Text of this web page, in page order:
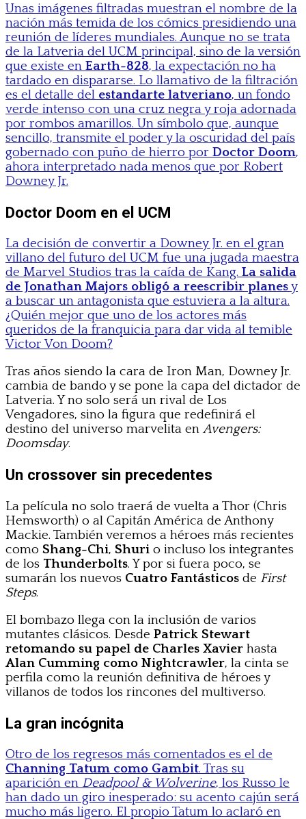
Unas imágenes filtradas muestran el nombre de la
nación más temida de los cómics presidiendo una
reunión de líderes mundiales. Aunque no se trata
de la Latveria del UCM principal, sino de la versión
que existe en Earth-828, la expectación no ha
tardado en dispararse. Lo llamativo de la filtración
es el detalle del estandarte latveriano, un fondo
verde intenso con una cruz negra y roja adornada
por rombos amarillos. Un símbolo que, aunque
sencillo, transmite el poder y la oscuridad del país
gobernado con puño de hierro por Doctor Doom,
ahora interpretado nada menos que por Robert
Downey Jr.
Doctor Doom en el UCM
La decisión de convertir a Downey Jr. en el gran
villano del futuro del UCM fue una jugada maestra
de Marvel Studios tras la caída de Kang. La salida
de Jonathan Majors obligó a reescribir planesy
a buscar un antagonista que estuviera a la altura.
¿Quién mejor que uno de los actores más
queridos de la franquicia para dar vida al temible
Victor Von Doom?
Tras años siendo la cara de Iron Man, Downey Jr.
cambia de bando y se pone la capa del dictador de
Latveria. Y no solo será un rival de Los
Vengadores, sino la figura que redefinirá el
destino del universo marvelita enAvengers:
Doomsday.
Un crossover sin precedentes
La película no solo traerá de vuelta a Thor (Chris
Hemsworth) o al Capitán América de Anthony
Mackie. También veremos a héroes más recientes
como Shang-Chi, Shuri o incluso los integrantes
de los Thunderbolts. Y por si fuera poco, se
sumarán los nuevos Cuatro Fantásticos de First
Steps.
El bombazo llega con la inclusión de varios
mutantes clásicos. Desde Patrick Stewart
retomando su papel de Charles Xavier hasta
Alan Cumming como Nightcrawler, la cinta se
perfila como la reunión definitiva de héroes y
villanos de todos los rincones del multiverso.
La gran incógnita
Otro de los regresos más comentados es el de
Channing Tatum como Gambit. Tras su
aparición en Deadpool & Wolverine, los Russo le
han dado un giro inesperado: su acento cajún será
mucho más ligero. El propio Tatum lo aclaró en